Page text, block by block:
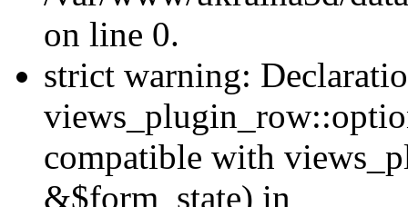
on line 0.
strict warning:
compatible with
&$form_state) in